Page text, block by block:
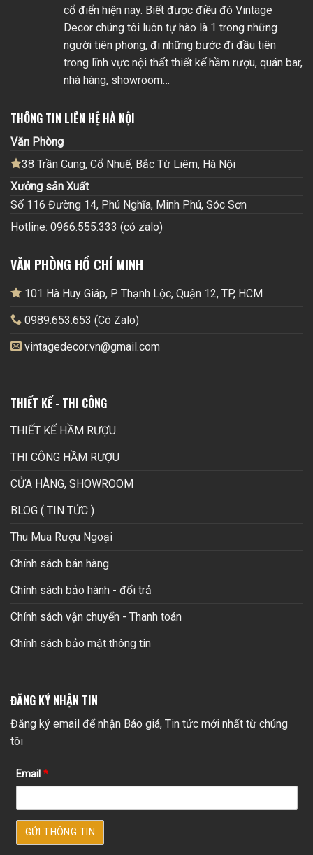
cổ điển hiện nay. Biết được điều đó Vintage
Decor chúng tôi luôn tự hào là 1 trong những
người tiên phong, đi những bước đi đầu tiên
trong lĩnh vực nội thất thiết kế hầm rượu, quán bar,
nhà hàng, showroom…
THÔNG TIN LIÊN HỆ HÀ NỘI
Văn Phòng
38 Trần Cung, Cổ Nhuế, Bắc Từ Liêm, Hà Nội
Xưởng sản Xuất
Số 116 Đường 14, Phú Nghĩa, Minh Phú, Sóc Sơn
Hotline: 0966.555.333 (có zalo)
VĂN PHÒNG HỒ CHÍ MINH
101 Hà Huy Giáp, P. Thạnh Lộc, Quận 12, TP, HCM
0989.653.653 (Có Zalo)
vintagedecor.vn@gmail.com
THIẾT KẾ - THI CÔNG
THIẾT KẾ HẦM RƯỢU
THI CÔNG HẦM RƯỢU
CỬA HÀNG, SHOWROOM
BLOG ( TIN TỨC )
Thu Mua Rượu Ngoại
Chính sách bán hàng
Chính sách bảo hành - đổi trả
Chính sách vận chuyển - Thanh toán
Chính sách bảo mật thông tin
ĐĂNG KÝ NHẬN TIN
Đăng ký email để nhận Báo giá, Tin tức mới nhất từ chúng
tôi
Email *